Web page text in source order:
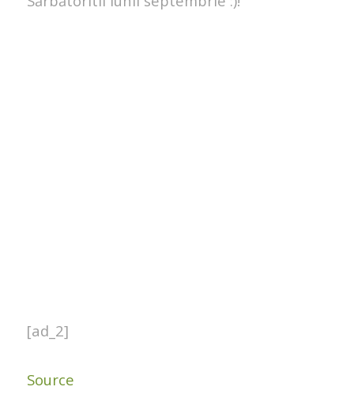
[ad_2]
Source